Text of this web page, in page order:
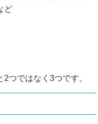
ど
つではなく3つです。